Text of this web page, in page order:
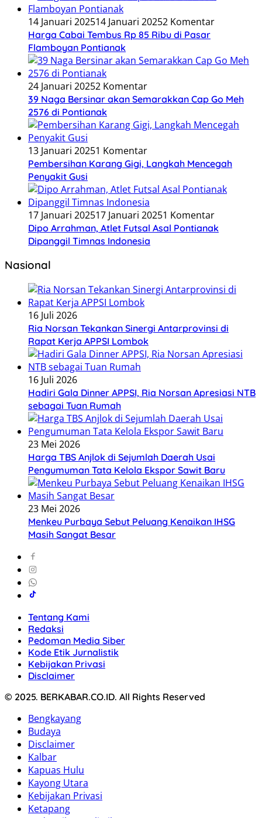
14 Januari 202514 Januari 20252 Komentar
Harga Cabai Tembus Rp 85 Ribu di Pasar
Flamboyan Pontianak
24 Januari 20252 Komentar
39 Naga Bersinar akan Semarakkan Cap Go Meh
2576 di Pontianak
13 Januari 20251 Komentar
Pembersihan Karang Gigi, Langkah Mencegah
Penyakit Gusi
17 Januari 202517 Januari 20251 Komentar
Dipo Arrahman, Atlet Futsal Asal Pontianak
Dipanggil Timnas Indonesia
Nasional
16 Juli 2026
Ria Norsan Tekankan Sinergi Antarprovinsi di
Rapat Kerja APPSI Lombok
16 Juli 2026
Hadiri Gala Dinner APPSI, Ria Norsan Apresiasi NTB
sebagai Tuan Rumah
23 Mei 2026
Harga TBS Anjlok di Sejumlah Daerah Usai
Pengumuman Tata Kelola Ekspor Sawit Baru
23 Mei 2026
Menkeu Purbaya Sebut Peluang Kenaikan IHSG
Masih Sangat Besar
Tentang Kami
Redaksi
Pedoman Media Siber
Kode Etik Jurnalistik
Kebijakan Privasi
Disclaimer
© 2025. BERKABAR.CO.ID. All Rights Reserved
Bengkayang
Budaya
Disclaimer
Kalbar
Kapuas Hulu
Kayong Utara
Kebijakan Privasi
Ketapang